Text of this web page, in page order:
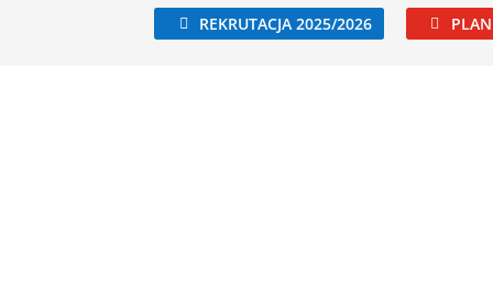
Kierunki kształcenia Dla ucznia /
REKRUTACJA 2025/2026